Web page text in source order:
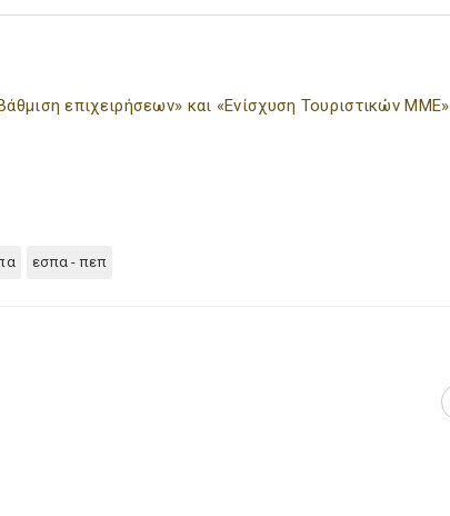
επιχειρήσεων» και «Ενίσχυση Τουριστικών ΜΜΕ»
εσπα - πεπ